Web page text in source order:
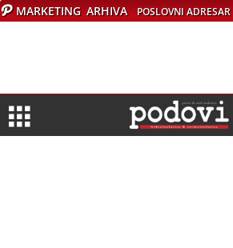
MARKETING ARHIVA POSLOVNI ADRESAR